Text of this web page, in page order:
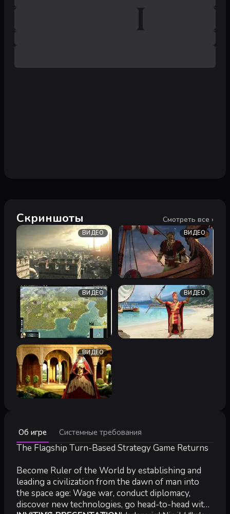
Скриншоты Смотреть все ›
ВИДЕО ВИДЕО
ВИДЕО ВИДЕО
ВИДЕО
Об игре Системные требования
The Flagship Turn-Based Strategy Game Returns
Become Ruler of the World by establishing and
leading a civilization from the dawn of man into
the space age: Wage war, conduct diplomacy,
discover new technologies, go head-to-head with
Минимальные:
Минимальные:
ОС:Windows® XP SP3/ Windows® Vista SP2/ Windows® 7
Оперативная память:2 ГБ
Видеокарта:ATI HD2600 XT с 256 МБ видеопамяти или
DirectX®:DirectX® 9.0c
Жесткий диск:8 ГБ свободного места
Звуковая карта: совместимая с DirectX 9.0c